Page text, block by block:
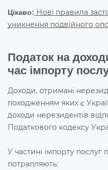
Цікаво: Нові правила
уникнення подвійного
Податок на
час імпорту
Доходи, отримані
походженням яких є
доходи нерезидентів
Податкового кодексу
У частині імпорту послуг
потрапляють: